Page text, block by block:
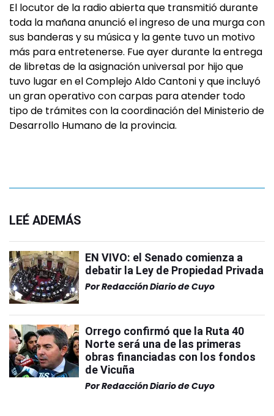
El locutor de la radio abierta que transmitió durante
toda la mañana anunció el ingreso de una murga con
sus banderas y su música y la gente tuvo un motivo
más para entretenerse. Fue ayer durante la entrega
de libretas de la asignación universal por hijo que
tuvo lugar en el Complejo Aldo Cantoni y que incluyó
un gran operativo con carpas para atender todo
tipo de trámites con la coordinación del Ministerio de
Desarrollo Humano de la provincia.
LEÉ ADEMÁS
EN VIVO: el Senado comienza a
debatir la Ley de Propiedad Privada
PorRedacción Diario de Cuyo
Orrego confirmó que la Ruta 40
Norte será una de las primeras
obras financiadas con los fondos
de Vicuña
PorRedacción Diario de Cuyo